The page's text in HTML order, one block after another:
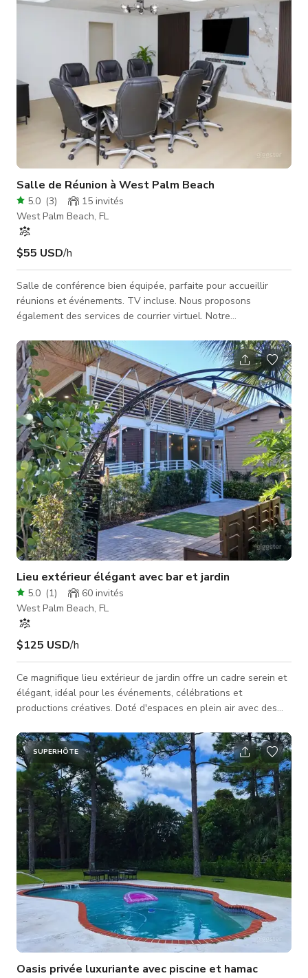
Salle de Réunion à West Palm Beach
5.0 (3) 15 invités
West Palm Beach, FL
$55 USD/h
Salle de conférence bien équipée, parfaite pour accueillir
réunions et événements. TV incluse. Nous proposons
également des services de courrier virtuel. Notre
collaboration et la productivité. C'est un lieu où votre
entreprise peut prospérer et vos idées prendre leur envol.
Lieu extérieur élégant avec bar et jardin
5.0 (1) 60 invités
West Palm Beach, FL
$125 USD/h
Ce magnifique lieu extérieur de jardin offre un cadre serein et
élégant, idéal pour les événements, célébrations et
productions créatives. Doté d'espaces en plein air avec des
personnalisé pour convenir à une variété d'installations — des
rassemblements intimes aux séances stylisées et occasions
spéciales. Une végétation luxuriante, des arrangements
floraux élégants et une décoration événementielle de bon
goût cr
SUPERHÔTE
Oasis privée luxuriante avec piscine et hamac